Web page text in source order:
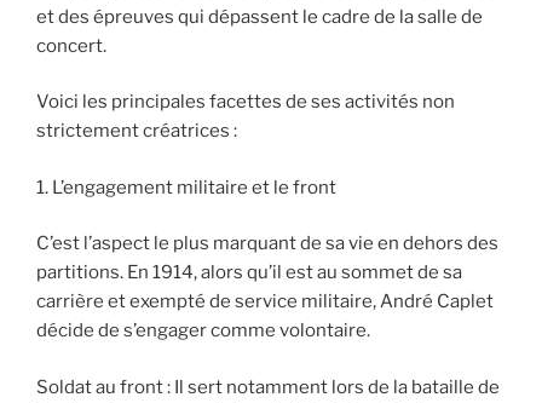
et des épreuves qui dépassent le cadre de la salle de
concert.
Voici les principales facettes de ses activités non
strictement créatrices :
1. L’engagement militaire et le front
C’est l’aspect le plus marquant de sa vie en dehors des
partitions. En 1914, alors qu’il est au sommet de sa
carrière et exempté de service militaire, André Caplet
décide de s’engager comme volontaire.
Soldat au front : Il sert notamment lors de la bataille de